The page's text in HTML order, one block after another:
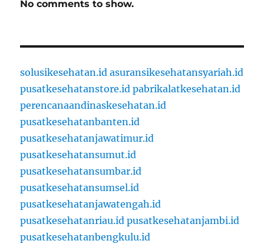
No comments to show.
solusikesehatan.id asuransikesehatansyariah.id
pusatkesehatanstore.id pabrikalatkesehatan.id
perencanaandinaskesehatan.id
pusatkesehatanbanten.id
pusatkesehatanjawatimur.id
pusatkesehatansumut.id
pusatkesehatansumbar.id
pusatkesehatansumsel.id
pusatkesehatanjawatengah.id
pusatkesehatanriau.id pusatkesehatanjambi.id
pusatkesehatanbengkulu.id